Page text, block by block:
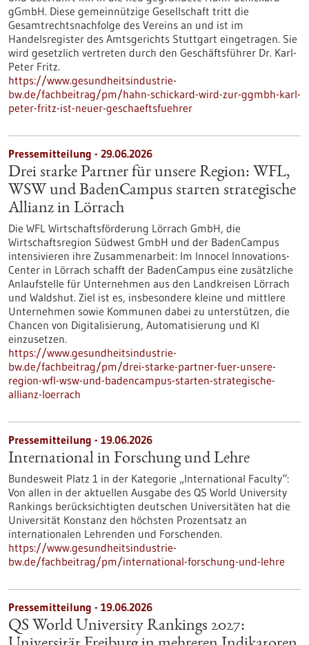
gGmbH. Diese gemeinnützige Gesellschaft tritt die
Gesamtrechtsnachfolge des Vereins an und ist im
Handelsregister des Amtsgerichts Stuttgart eingetragen. Sie
wird gesetzlich vertreten durch den Geschäftsführer Dr. Karl-
Peter Fritz.
https://www.gesundheitsindustrie-
bw.de/fachbeitrag/pm/hahn-schickard-wird-zur-ggmbh-karl-
peter-fritz-ist-neuer-geschaeftsfuehrer
Pressemitteilung - 29.06.2026
Drei starke Partner für unsere Region: WFL,
WSW und BadenCampus starten strategische
Allianz in Lörrach
Die WFL Wirtschaftsförderung Lörrach GmbH, die
Wirtschaftsregion Südwest GmbH und der BadenCampus
intensivieren ihre Zusammenarbeit: Im Innocel Innovations-
Center in Lörrach schafft der BadenCampus eine zusätzliche
Anlaufstelle für Unternehmen aus den Landkreisen Lörrach
und Waldshut. Ziel ist es, insbesondere kleine und mittlere
Unternehmen sowie Kommunen dabei zu unterstützen, die
Chancen von Digitalisierung, Automatisierung und KI
einzusetzen.
https://www.gesundheitsindustrie-
bw.de/fachbeitrag/pm/drei-starke-partner-fuer-unsere-
region-wfl-wsw-und-badencampus-starten-strategische-
allianz-loerrach
Pressemitteilung - 19.06.2026
International in Forschung und Lehre
Bundesweit Platz 1 in der Kategorie „International Faculty“:
Von allen in der aktuellen Ausgabe des QS World University
Rankings berücksichtigten deutschen Universitäten hat die
Universität Konstanz den höchsten Prozentsatz an
internationalen Lehrenden und Forschenden.
https://www.gesundheitsindustrie-
bw.de/fachbeitrag/pm/international-forschung-und-lehre
Pressemitteilung - 19.06.2026
QS World University Rankings 2027: